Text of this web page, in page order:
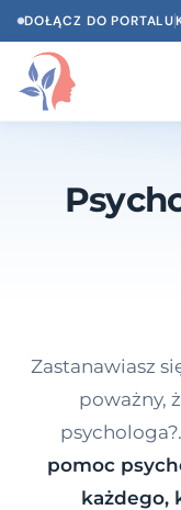
DOŁĄCZ DO PORTALU
GabinetyNOWOŚĆ
Dawka wiedzy
Dla specjalistów
Zastanawiasz
poważny,
pomoc
każdego,